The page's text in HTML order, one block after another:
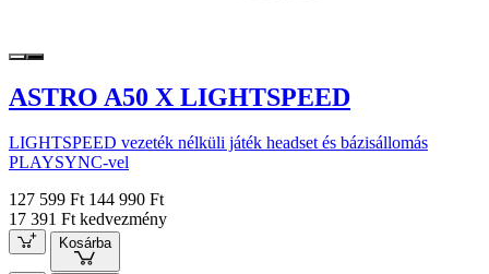
ASTRO A50 X LIGHTSPEED
LIGHTSPEED vezeték nélküli játék headset és bázisállomás
PLAYSYNC-vel
127 599 Ft 144 990 Ft
17 391 Ft kedvezmény
Kosárba